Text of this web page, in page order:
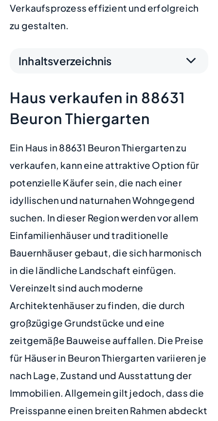
Verkaufsprozess effizient und erfolgreich
zu gestalten.
Inhaltsverzeichnis
Haus verkaufen in 88631
Beuron Thiergarten
Ein Haus in 88631 Beuron Thiergarten zu
verkaufen, kann eine attraktive Option für
potenzielle Käufer sein, die nach einer
idyllischen und naturnahen Wohngegend
suchen. In dieser Region werden vor allem
Einfamilienhäuser und traditionelle
Bauernhäuser gebaut, die sich harmonisch
in die ländliche Landschaft einfügen.
Vereinzelt sind auch moderne
Architektenhäuser zu finden, die durch
großzügige Grundstücke und eine
zeitgemäße Bauweise auffallen. Die Preise
für Häuser in Beuron Thiergarten variieren je
nach Lage, Zustand und Ausstattung der
Immobilien. Allgemein gilt jedoch, dass die
Preisspanne einen breiten Rahmen abdeckt